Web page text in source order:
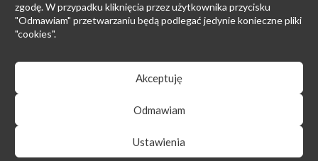
zgodę. W przypadku kliknięcia przez użytkownika przycisku
"Odmawiam" przetwarzaniu będą podlegać jedynie konieczne pliki
"cookies".
Akceptuję
Odmawiam
Ustawienia
Prowadzenie sporów sądowych
Regulamin serwisu|Polityka prywatności